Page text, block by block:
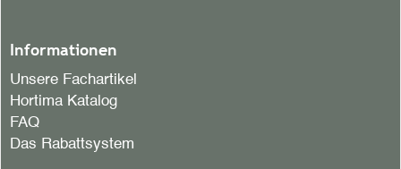
Informationen
Unsere Fachartikel
Hortima Katalog
FAQ
Das Rabattsystem